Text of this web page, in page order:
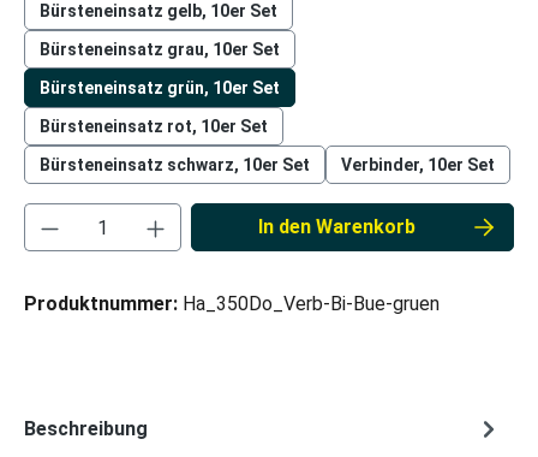
Bürsteneinsatz gelb, 10er Set
Bürsteneinsatz grau, 10er Set
Bürsteneinsatz grün, 10er Set
Bürsteneinsatz rot, 10er Set
Bürsteneinsatz schwarz, 10er Set
Verbinder, 10er Set
Produkt Anzahl: Gib den gewünschten
In den Warenkorb
Produktnummer: Ha_350Do_Verb-Bi-Bue-gruen
Beschreibung